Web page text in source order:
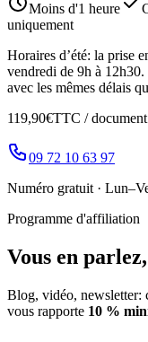
Moins d'1 heure
uniquement
Horaires d’été: la prise
vendredi de 9h à 12h30.
avec les mêmes délais
119,90€TTC / document
09 72 10 63 97
Numéro gratuit ·
Programme d'affiliation
Vous en
Blog, vidéo, newsletter:
vous rapporte 10 %